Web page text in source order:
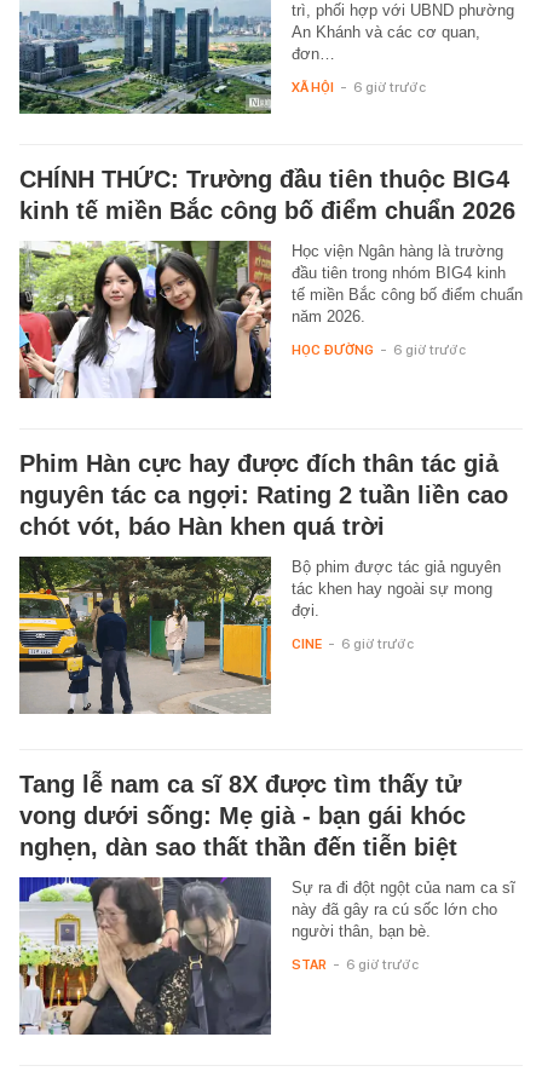
trì, phối hợp với UBND phường
An Khánh và các cơ quan,
đơn…
XÃ HỘI - 6 giờ trước
CHÍNH THỨC: Trường đầu tiên thuộc BIG4
kinh tế miền Bắc công bố điểm chuẩn 2026
Học viện Ngân hàng là trường
đầu tiên trong nhóm BIG4 kinh
tế miền Bắc công bố điểm chuẩn
năm 2026.
HỌC ĐƯỜNG - 6 giờ trước
Phim Hàn cực hay được đích thân tác giả
nguyên tác ca ngợi: Rating 2 tuần liền cao
chót vót, báo Hàn khen quá trời
Bộ phim được tác giả nguyên
tác khen hay ngoài sự mong
đợi.
CINE - 6 giờ trước
Tang lễ nam ca sĩ 8X được tìm thấy tử
vong dưới sống: Mẹ già - bạn gái khóc
nghẹn, dàn sao thất thần đến tiễn biệt
Sự ra đi đột ngột của nam ca sĩ
này đã gây ra cú sốc lớn cho
người thân, bạn bè.
STAR - 6 giờ trước